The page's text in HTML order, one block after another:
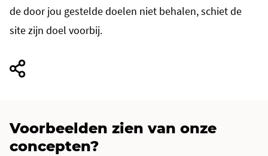
de door jou gestelde doelen niet behalen, schiet de
site zijn doel voorbij.
Voorbeelden zien van onze
concepten?